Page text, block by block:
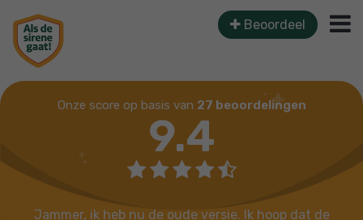
Beoordeel
Onze score op basis van 27 beoordelingen
9.4
Jammer, ik heb nu de oude versie. Ik hoop dat de